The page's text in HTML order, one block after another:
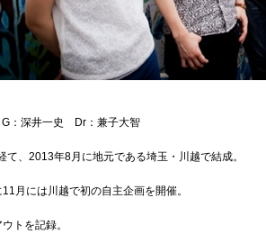
G：深井一史 Dr：兼子大智
、2013年8月に地元である埼玉・川越で結成。
月には川越で初の自主企画を開催。
トを記録。